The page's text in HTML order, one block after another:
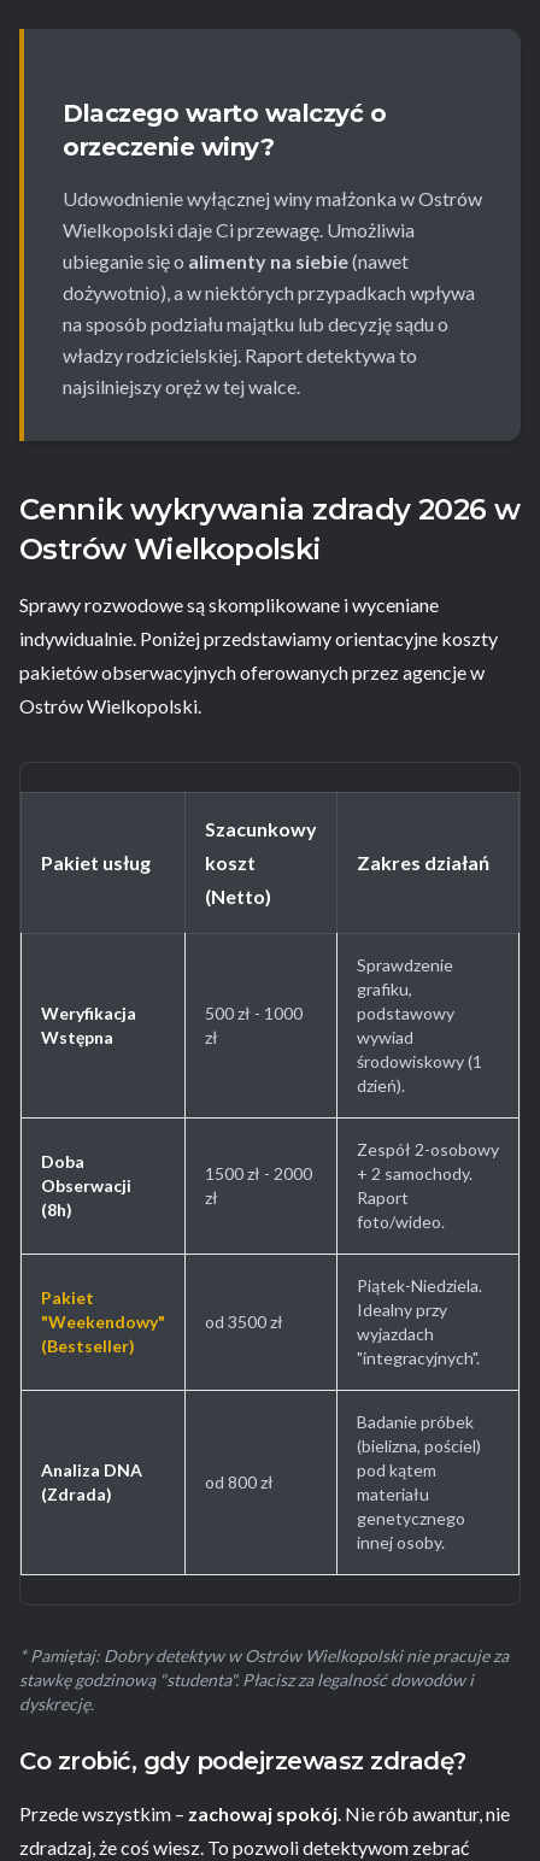
Dlaczego warto walczyć o
orzeczenie winy?
Udowodnienie wyłącznej winy małżonka w Ostrów
Wielkopolski daje Ci przewagę. Umożliwia
ubieganie się o alimenty na siebie(nawet
dożywotnio), a w niektórych przypadkach wpływa
na sposób podziału majątku lub decyzję sądu o
władzy rodzicielskiej. Raport detektywa to
najsilniejszy oręż w tej walce.
Cennik wykrywania zdrady 2026 w
Ostrów Wielkopolski
Sprawy rozwodowe są skomplikowane i wyceniane
indywidualnie. Poniżej przedstawiamy orientacyjne koszty
pakietów obserwacyjnych oferowanych przez agencje w
Ostrów Wielkopolski.
Pakiet usług
Szacunkowy
koszt
(Netto)
Zakres działań
Weryfikacja
Wstępna
500 zł - 1000
zł
Sprawdzenie
grafiku,
podstawowy
wywiad
środowiskowy (1
dzień).
Doba
Obserwacji
(8h)
1500 zł - 2000
zł
Zespół 2-osobowy
+ 2 samochody.
Raport
foto/wideo.
Pakiet
"Weekendowy"
(Bestseller)
od 3500 zł
Piątek-Niedziela.
Idealny przy
wyjazdach
"integracyjnych".
Analiza DNA
(Zdrada)
od 800 zł
Badanie próbek
(bielizna, pościel)
pod kątem
materiału
genetycznego
innej osoby.
* Pamiętaj: Dobry detektyw w Ostrów Wielkopolski nie pracuje za
stawkę godzinową "studenta". Płacisz za legalność dowodów i
dyskrecję.
Co zrobić, gdy podejrzewasz zdradę?
Przede wszystkim – zachowaj spokój. Nie rób awantur, nie
zdradzaj, że coś wiesz. To pozwoli detektywom zebrać